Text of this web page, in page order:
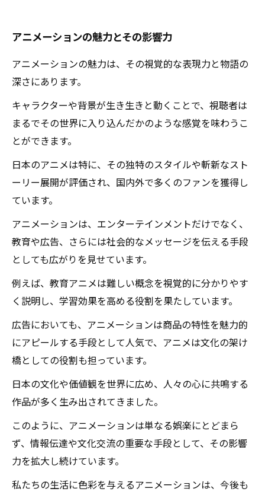
アニメーションの魅力とその影響力
アニメーションの魅力は、その視覚的な表現力と物語の
深さにあります。
キャラクターや背景が生き生きと動くことで、視聴者は
まるでその世界に入り込んだかのような感覚を味わうこ
とができます。
日本のアニメは特に、その独特のスタイルや斬新なスト
ーリー展開が評価され、国内外で多くのファンを獲得し
ています。
アニメーションは、エンターテインメントだけでなく、
教育や広告、さらには社会的なメッセージを伝える手段
としても広がりを見せています。
例えば、教育アニメは難しい概念を視覚的に分かりやす
く説明し、学習効果を高める役割を果たしています。
広告においても、アニメーションは商品の特性を魅力的
にアピールする手段として人気で、アニメは文化の架け
橋としての役割も担っています。
日本の文化や価値観を世界に広め、人々の心に共鳴する
作品が多く生み出されてきました。
このように、アニメーションは単なる娯楽にとどまら
ず、情報伝達や文化交流の重要な手段として、その影響
力を拡大し続けています。
私たちの生活に色彩を与えるアニメーションは、今後も